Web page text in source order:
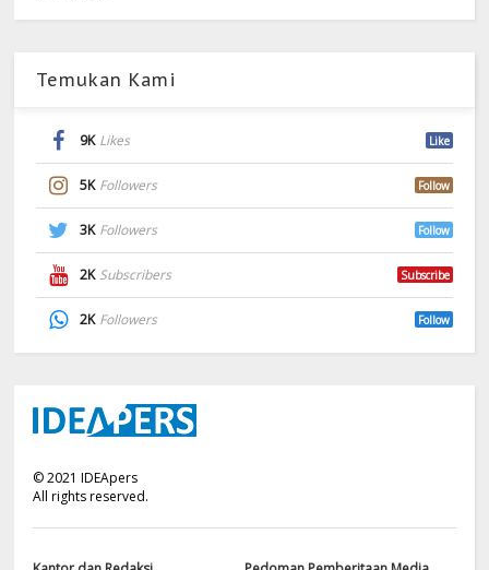
Temukan Kami
9K Likes Like
5K Followers Follow
3K Followers Follow
2K Subscribers Subscribe
2K Followers Follow
©2021 IDEApers
All rights reserved.